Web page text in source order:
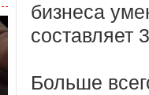
бизнеса
составляет
Больше